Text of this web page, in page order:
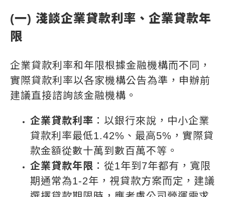
(一) 淺談企業貸款利率 、企業貸款年
限
企業貸款利率和年限根據金融機構而不同，
實際貸款利率以各家機構公告為準，申辦前
建議直接諮詢該金融機構。
企業貸款利率 ：以銀行來說，中小企業
貸款利率最低1.42%、最高5%，實際貸
款金額從數十萬到數百萬不等。
企業貸款年限 ：從1年到7年都有，寬限
期通常為1-2年，視貸款方案而定，建議